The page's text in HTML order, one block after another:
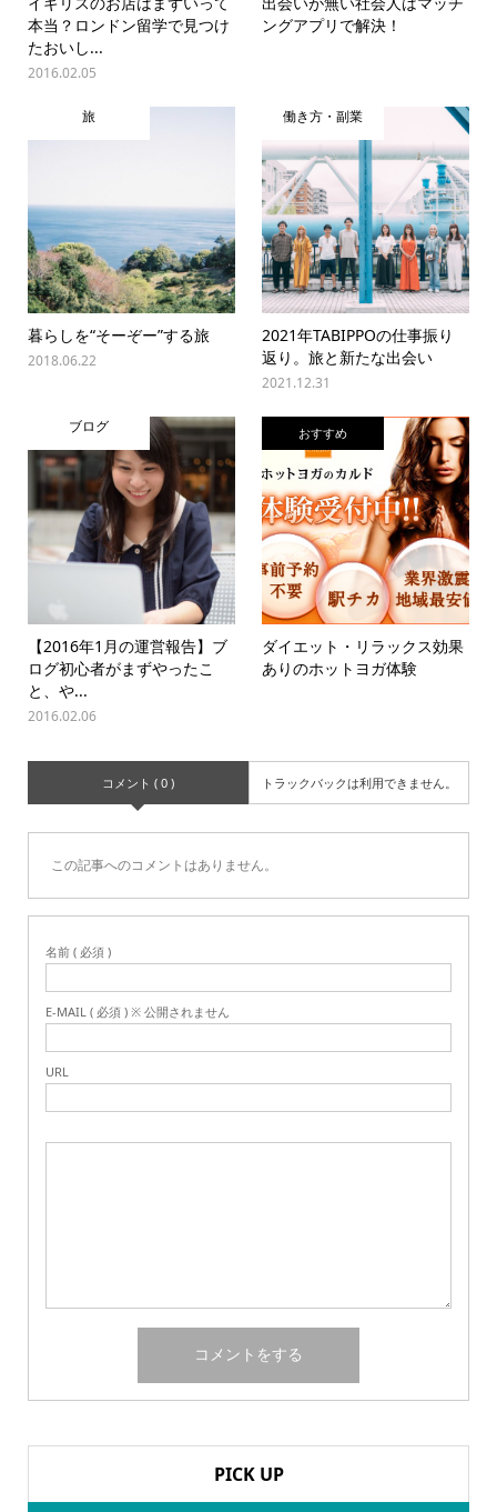
本当？ロンドン留学で見つけ
たおいし...
2016.02.05
ングアプリで解決！
旅
暮らしを“そーぞー”する旅
2018.06.22
働き方・副業
2021年TABIPPOの仕事振り
返り。旅と新たな出会い
2021.12.31
ブログ
【2016年1月の運営報告】ブ
ログ初心者がまずやったこ
と、や...
2016.02.06
おすすめ
ダイエット・リラックス効果
ありのホットヨガ体験
コメント ( 0 ) トラックバックは利用できません。
この記事へのコメントはありません。
名前 ( 必須 )
E-MAIL ( 必須 ) ※ 公開されません
URL
PICK UP